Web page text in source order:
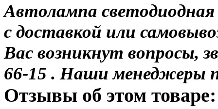
Автолампа
с доставкой или
Вас возникнут вопросы,
66-15 . Наши менеджеры
Отзывы об этом товаре: